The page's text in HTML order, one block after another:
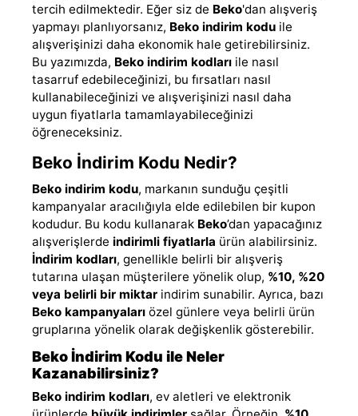
tercih edilmektedir. Eğer siz de Beko'dan alışveriş
yapmayı planlıyorsanız, Beko indirim kodu ile
alışverişinizi daha ekonomik hale getirebilirsiniz.
Bu yazımızda, Beko indirim kodları ile nasıl
tasarruf edebileceğinizi, bu fırsatları nasıl
kullanabileceğinizi ve alışverişinizi nasıl daha
uygun fiyatlarla tamamlayabileceğinizi
öğreneceksiniz.
Beko İndirim Kodu Nedir?
Beko indirim kodu, markanın sunduğu çeşitli
kampanyalar aracılığıyla elde edilebilen bir kupon
kodudur. Bu kodu kullanarak Beko’dan yapacağınız
alışverişlerde indirimli fiyatlarla ürün alabilirsiniz.
İndirim kodları, genellikle belirli bir alışveriş
tutarına ulaşan müşterilere yönelik olup, %10, %20
veya belirli bir miktar indirim sunabilir. Ayrıca, bazı
Beko kampanyaları özel günlere veya belirli ürün
gruplarına yönelik olarak değişkenlik gösterebilir.
Beko İndirim Kodu ile Neler
Kazanabilirsiniz?
Beko indirim kodları, ev aletleri ve elektronik